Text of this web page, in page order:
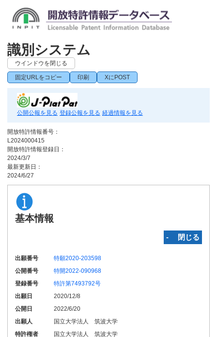
識別システム
ウインドウを閉じる
固定URLをコピー 印刷 XにPOST
公開公報を見る 登録公報を見る 経過情報を見る
開放特許情報番号：
L2024000415
開放特許情報登録日：
2024/3/7
最新更新日：
2024/6/27
基本情報
‐ 閉じる
出願番号
特願2020-203598
公開番号
特開2022-090968
登録番号
特許第7493792号
出願日
2020/12/8
公開日
2022/6/20
出願人
国立大学法人 筑波大学
特許権者
国立大学法人 筑波大学